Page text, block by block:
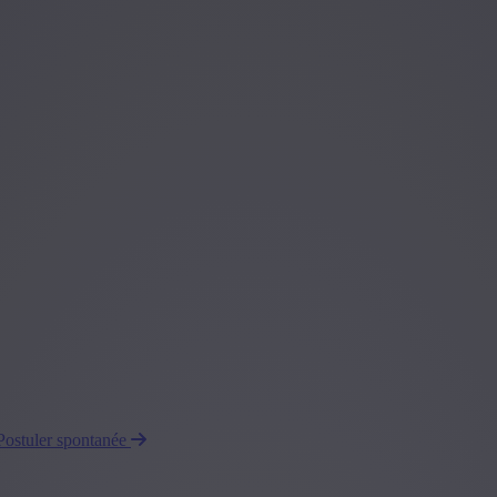
spontanée